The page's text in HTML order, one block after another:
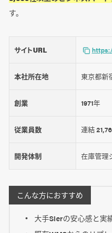
す。
サイトURL
本社所在地 東京都新
創業 1971年
従業員数 連結
開発体制 在庫管理
こんな方におすすめ
大手SIerの安心感と実